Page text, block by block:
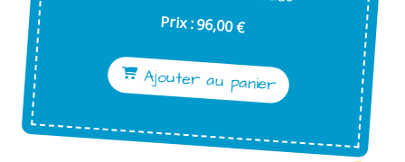
Prix : 96,00 €
Ajouter au panier